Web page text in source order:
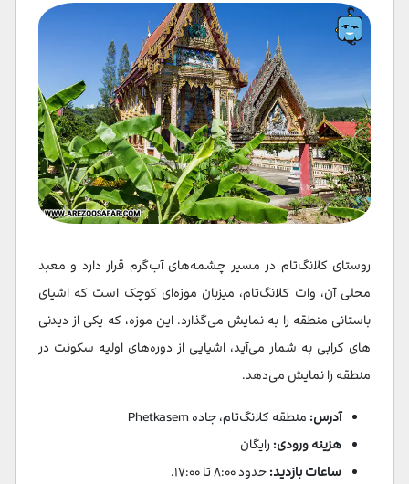
روستای کلانگ‌تام در مسیر چشمه‌های آب‌گرم قرار دارد و معبد
محلی آن، وات کلانگ‌تام، میزبان موزه‌ای کوچک است که اشیای
باستانی منطقه را به نمایش می‌گذارد. این موزه، که یکی از دیدنی
‌های کرابی به شمار می‌آید، اشیایی از دوره‌های اولیه سکونت در
منطقه را نمایش می‌دهد.
آدرس: منطقه کلانگ‌تام، جاده Phetkasem
هزینه ورودی:رایگان
ساعات بازدید:حدود ۸:۰۰ تا ۱۷:۰۰.